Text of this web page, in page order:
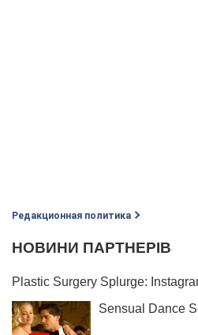
Редакционная политика